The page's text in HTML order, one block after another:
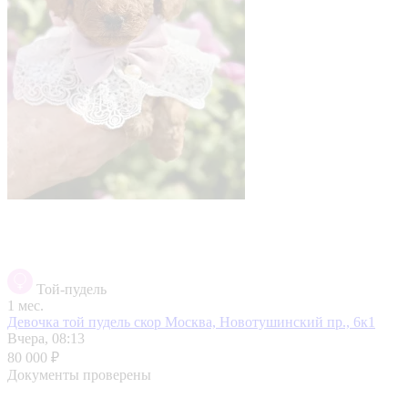
Той-пудель
1 мес.
Девочка той пудель скор Москва, Новотушинский пр., 6к1
Вчера, 08:13
80 000 ₽
Документы проверены